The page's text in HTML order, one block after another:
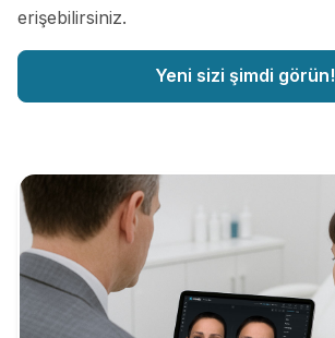
erişebilirsiniz.
Yeni sizi şimdi görün!